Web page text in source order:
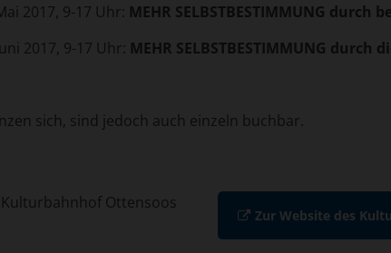
2017, 9-17 Uhr: MEHR SELBSTBESTIMMUNG durch
2017, 9-17 Uhr: MEHR SELBSTBESTIMMUNG
sich, sind jedoch auch einzeln buchbar.
Kulturbahnhof Ottensoos
Zur Website des